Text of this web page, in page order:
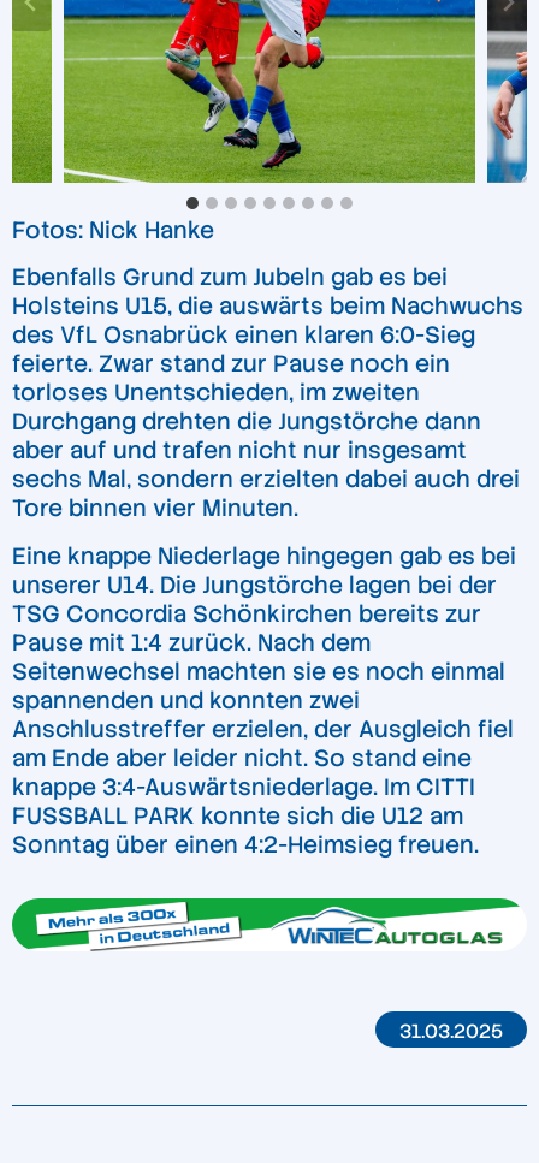
Fotos: Nick Hanke
Ebenfalls Grund zum Jubeln gab es bei
Holsteins U15, die auswärts beim Nachwuchs
des VfL Osnabrück einen klaren 6:0-Sieg
feierte. Zwar stand zur Pause noch ein
torloses Unentschieden, im zweiten
Durchgang drehten die Jungstörche dann
aber auf und trafen nicht nur insgesamt
sechs Mal, sondern erzielten dabei auch drei
Tore binnen vier Minuten.
Eine knappe Niederlage hingegen gab es bei
unserer U14. Die Jungstörche lagen bei der
TSG Concordia Schönkirchen bereits zur
Pause mit 1:4 zurück. Nach dem
Seitenwechsel machten sie es noch einmal
spannenden und konnten zwei
Anschlusstreffer erzielen, der Ausgleich fiel
am Ende aber leider nicht. So stand eine
knappe 3:4-Auswärtsniederlage. Im CITTI
FUSSBALL PARK konnte sich die U12 am
Sonntag über einen 4:2-Heimsieg freuen.
31.03.2025